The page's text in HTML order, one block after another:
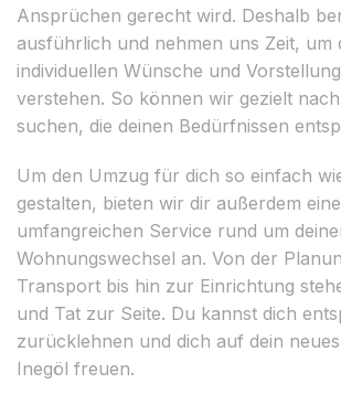
Ansprüchen gerecht wird. Deshalb
ausführlich und nehmen uns Zeit, um
individuellen Wünsche und
verstehen. So können wir gezielt
suchen, die deinen Bedürfnissen
Um den Umzug für dich so einfach
gestalten, bieten wir dir außerdem
umfangreichen Service rund um
Wohnungswechsel an. Von der
Transport bis hin zur Einrichtung
und Tat zur Seite. Du kannst dich
zurücklehnen und dich auf dein
Inegöl freuen.